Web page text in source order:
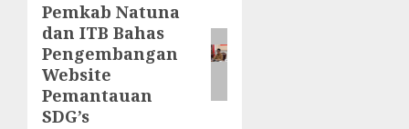
Next
post:
Pemkab Natuna
dan ITB Bahas
Pengembangan
Website
Pemantauan
SDG’s